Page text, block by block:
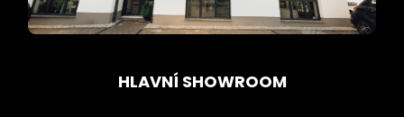
HLAVNÍ SHOWROOM